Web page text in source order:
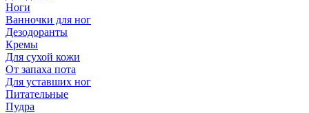
Ноги
Ванночки для ног
Дезодоранты
Кремы
Для сухой кожи
От запаха пота
Для уставших ног
Питательные
Пудра